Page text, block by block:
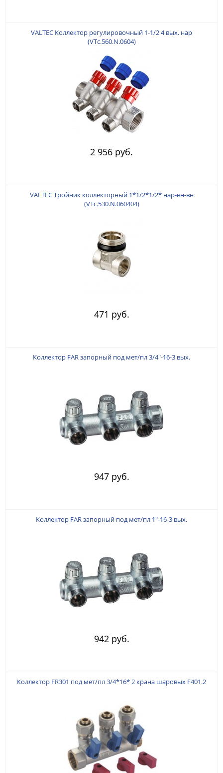
VALTEC Коллектор регулировочный 1-1/2 4 вых. нар
(VTc.560.N.0604)
2 956 руб.
VALTEC Тройник коллекторный 1*1/2*1/2* нар-вн-вн
(VTc.530.N.060404)
471 руб.
Коллектор FAR запорный под мет/пл 3/4"-16-3 вых.
947 руб.
Коллектор FAR запорный под мет/пл 1"-16-3 вых.
942 руб.
Коллектор FR301 под мет/пл 3/4*16* 2 крана шаровых F401.2